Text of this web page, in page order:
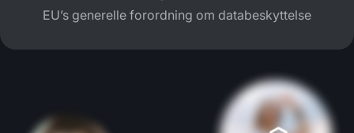
EU’s generelle forordning om databeskyttelse